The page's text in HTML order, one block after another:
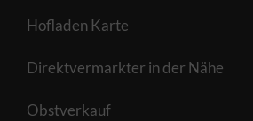
Hofladen Karte
Direktvermarkter in der Nähe
Obstverkauf